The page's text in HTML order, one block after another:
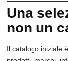
Una
non un
Il catalogo iniziale